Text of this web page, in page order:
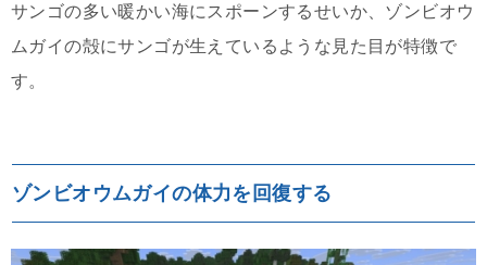
サンゴの多い暖かい海にスポーンするせいか、ゾンビオウ
ムガイの殻にサンゴが生えているような見た目が特徴で
す。
ゾンビオウムガイの体力を回復する